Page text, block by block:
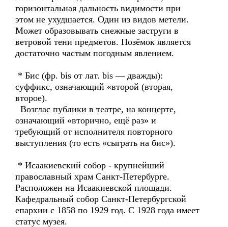
горизонтальная дальность видимости при
этом не ухудшается. Один из видов метели.
Может образовывать снежные заструги в
ветровой тени предметов. Позёмок является
достаточно частым погодным явлением.
* Бис (фр. bis от лат. bis — дважды):
суффикс, означающий «второй (вторая,
второе).
Возглас публики в театре, на концерте,
означающий «вторично, ещё раз» и
требующий от исполнителя повторного
выступления (то есть «сыграть на бис»).
* Исаакиевский собор - крупнейший
православный храм Санкт-Петербурге.
Расположен на Исаакиевской площади.
Кафедральный собор Санкт-Петербургской
епархии с 1858 по 1929 год. С 1928 года имеет
статус музея.